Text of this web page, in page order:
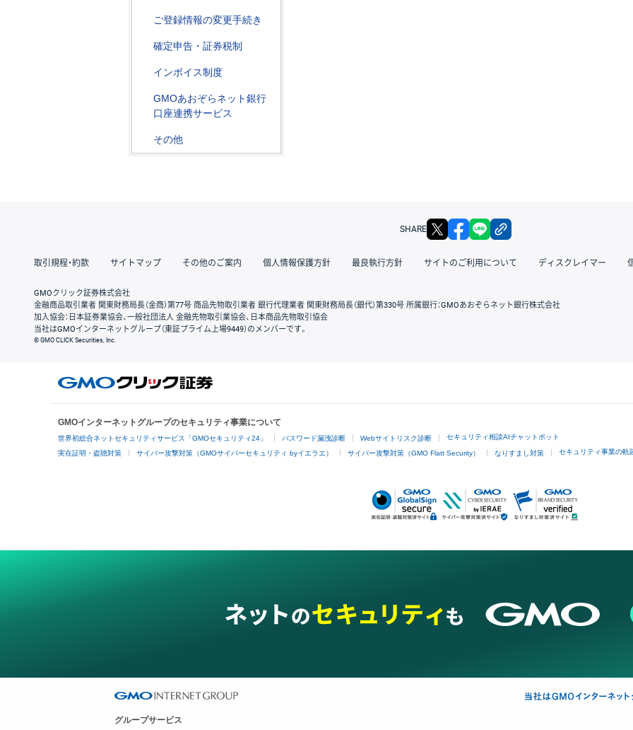
ご登録情報の変更手続き
確定申告・証券税制
インボイス制度
GMOあおぞらネット銀行
口座連携サービス
その他
SHARE X facebook
取引規程・約款 サイトマップ その他のご案内 個人情報保護方針 最良執行方針 サイトのご利用について ディスクレイマー
GMOクリック証券株式会社
金融商品取引業者 関東財務局長（金商）第77号 商品先物取引業者 銀行代理業者 関東財務局長（銀代）第330号 所属銀行：GMOあおぞらネット銀行株式会社
加入協会：日本証券業協会、一般社団法人 金融先物取引業協会、日本商品先物取引協会
当社はGMOインターネットグループ（東証プライム上場9449）のメンバーです。
© GMO CLICK Securities, Inc.
GMOインターネットグループのセキュリティ事業について
世界初総合ネットセキュリティサービス「GMOセキュリティ24」 パスワード漏洩診断 Webサイトリスク診断 セキュリティ相談AIチャットボット
実在証明・盗聴対策 サイバー攻撃対策（GMOサイバーセキュリティ byイエラエ） サイバー攻撃対策（GMO Flatt Security） なりすまし対策 セキュリティ事業の軌
グループサービス